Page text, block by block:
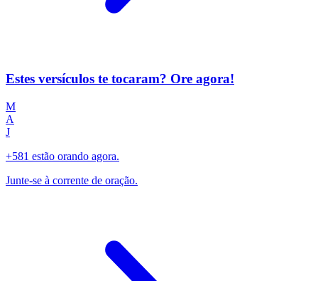
Estes versículos te tocaram? Ore agora!
M
A
J
+581 estão orando agora.
Junte-se à corrente de oração.